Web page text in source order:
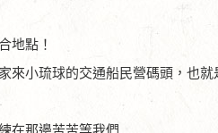
地點！
來小琉球的交通船民營碼頭，也就
在那邊苦苦等我們.......